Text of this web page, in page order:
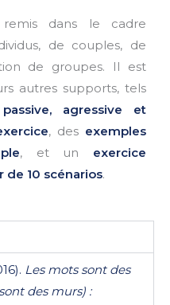
dans le cadre
de couples, de
de groupes. Il est
autres supports, tels
agressive et
, des exemples
, et un exercice
de 10 scénarios.
Les mots sont des
des murs) :